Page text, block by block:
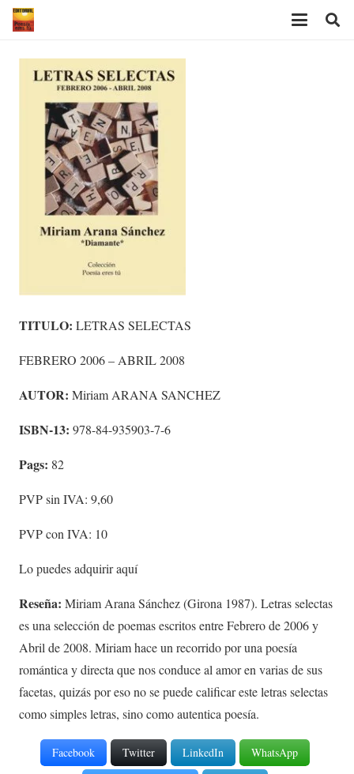
TITULO: LETRAS SELECTAS
FEBRERO 2006 – ABRIL 2008
AUTOR: Miriam ARANA SANCHEZ
ISBN-13: 978-84-935903-7-6
Pags: 82
PVP sin IVA: 9,60
PVP con IVA: 10
Lo puedes adquirir aquí
Reseña: Miriam Arana Sánchez (Girona 1987). Letras selectas
es una selección de poemas escritos entre Febrero de 2006 y
Abril de 2008. Miriam hace un recorrido por una poesía
romántica y directa que nos conduce al amor en varias de sus
facetas, quizás por eso no se puede calificar este letras selectas
como simples letras, sino como autentica poesía.
Facebook Twitter LinkedIn
WhatsApp